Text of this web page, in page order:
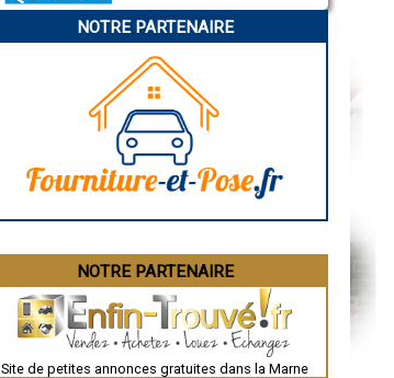
NOTRE PARTENAIRE
NOTRE PARTENAIRE
Site de petites annonces gratuites dans la Marne